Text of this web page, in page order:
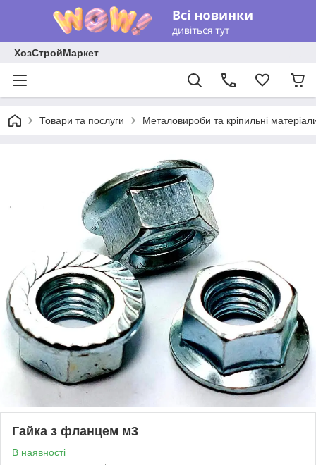
ХозСтройМаркет
Товари та послуги Металовироби та кріпильні
Гайка з фланцем м3
В наявності